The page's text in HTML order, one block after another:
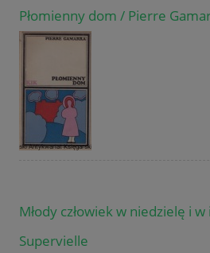
Płomienny dom / Pierre
Młody człowiek w niedzielę i
Supervielle